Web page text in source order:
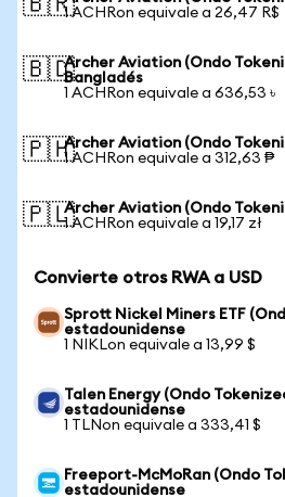
🇧🇷1 ACHRon equivale a 26,47 R$
🇧🇩Archer Aviation (Ondo
Bangladés
1 ACHRon equivale a 636,53 ৳
🇵🇭Archer Aviation (Ondo
1 ACHRon equivale a 312,63 ₱
🇵🇱Archer Aviation (Ondo
1 ACHRon equivale a 19,17 zł
Convierte otros RWA a USD
Sprott Nickel Miners ETF
estadounidense
1 NIKLon equivale a 13,99 $
Talen Energy (Ondo
estadounidense
1 TLNon equivale a 333,41 $
Freeport-McMoRan (Ondo
estadounidense